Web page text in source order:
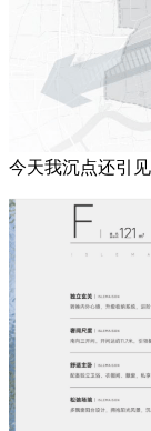
今天我沉点还引